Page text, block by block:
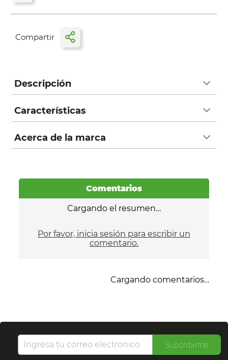
Descripción
Características
Acerca de la marca
Comentarios
Cargando el resumen…
Por favor, inicia sesión para escribir un
comentario.
Cargando comentarios…
Suscribirme